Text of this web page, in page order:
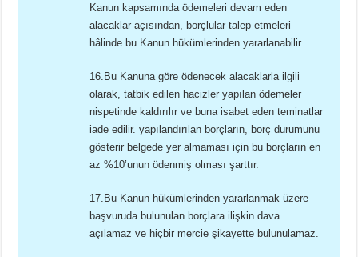
Kanun kapsamında ödemeleri devam eden
alacaklar açısından, borçlular talep etmeleri
hâlinde bu Kanun hükümlerinden yararlanabilir.
16.Bu Kanuna göre ödenecek alacaklarla ilgili
olarak, tatbik edilen hacizler yapılan ödemeler
nispetinde kaldırılır ve buna isabet eden teminatlar
iade edilir. yapılandırılan borçların, borç durumunu
gösterir belgede yer almaması için bu borçların en
az %10’unun ödenmiş olması şarttır.
17.Bu Kanun hükümlerinden yararlanmak üzere
başvuruda bulunulan borçlara ilişkin dava
açılamaz ve hiçbir mercie şikayette bulunulamaz.